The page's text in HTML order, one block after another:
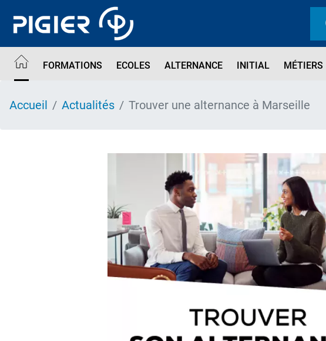
contenu
FORMATIONS ECOLES ALTERNANCE INITIAL MÉTIERS
Accueil Actualités Trouver une alternance à Marseille